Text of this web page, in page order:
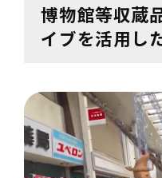
博物館等収蔵
イブを活用し